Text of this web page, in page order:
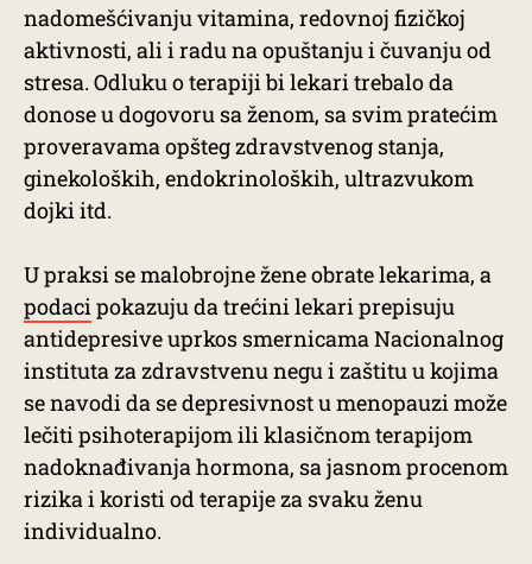
nadomešćivanju vitamina, redovnoj fizičkoj
aktivnosti, ali i radu na opuštanju i čuvanju od
stresa. Odluku o terapiji bi lekari trebalo da
donose u dogovoru sa ženom, sa svim pratećim
proveravama opšteg zdravstvenog stanja,
ginekoloških, endokrinoloških, ultrazvukom
dojki itd.
U praksi se malobrojne žene obrate lekarima, a
podaci pokazuju da trećini lekari prepisuju
antidepresive uprkos smernicama Nacionalnog
instituta za zdravstvenu negu i zaštitu u kojima
se navodi da se depresivnost u menopauzi može
lečiti psihoterapijom ili klasičnom terapijom
nadoknađivanja hormona, sa jasnom procenom
rizika i koristi od terapije za svaku ženu
individualno.